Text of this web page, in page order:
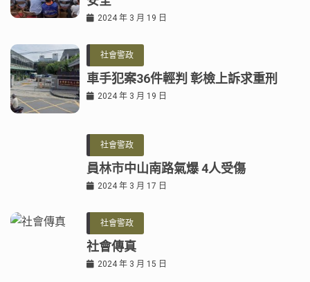
2024 年 3 月 19 日
社會警政
車手犯案36件輕判 彰檢上訴求重刑
2024 年 3 月 19 日
社會警政
員林市中山南路氣爆 4人受傷
2024 年 3 月 17 日
社會警政
社會傳真
2024 年 3 月 15 日